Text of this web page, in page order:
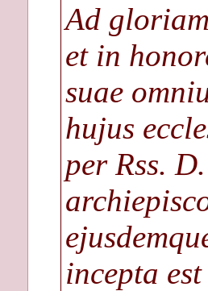
Ad
et in
suae
hujus
per Rss.
incepta